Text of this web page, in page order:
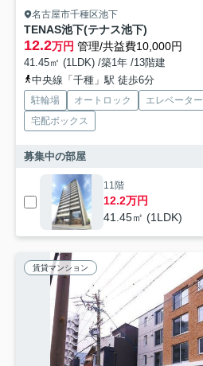
名古屋市千種区池下
TENAS池下(テナス池下)
12.2万円 管理/共益費10,000円
41.45㎡ (1LDK) /築1年 /13階建
中央線「千種」駅 徒歩6分
駐輪場 オートロック エレベーター
宅配ボックス
募集中の部屋
11階
12.2万円
41.45㎡ (1LDK)
賃貸マンション